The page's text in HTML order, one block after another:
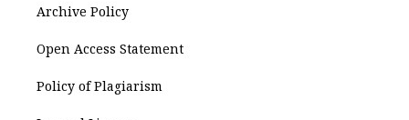
Archive Policy
Open Access Statement
Policy of Plagiarism